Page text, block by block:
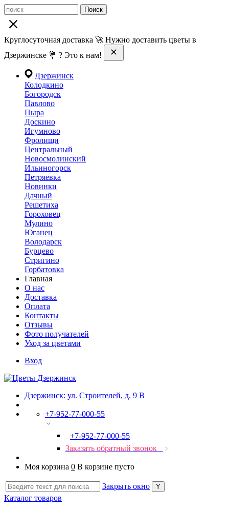
Поиск
Круглосуточная доставка 🚀 Нужно доставить цветы в
Дзержинске 💐 ? Это к нам!
Дзержинск
Колодкино
Богородск
Павлово
Пыра
Доскино
Игумново
Фролищи
Центральный
Новосмолинский
Ильиногорск
Петряевка
Новинки
Дачный
Решетиха
Гороховец
Мулино
Юганец
Володарск
Бурцево
Стригино
Горбатовка
Главная
О нас
Доставка
Оплата
Контакты
Отзывы
Фото получателей
Уход за цветами
Вход
Дзержинск: ул. Строителей, д. 9 В
+7-952-77-000-55
+7-952-77-000-55
Заказать обратный звонок
Моя корзина 0 В корзине пусто
Закрыть окно
Каталог товаров